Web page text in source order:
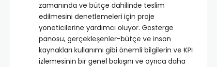
zamanında ve bütçe dahilinde teslim
edilmesini denetlemeleri için proje
yöneticilerine yardımcı oluyor. Gösterge
panosu, gerçekleşenler-bütçe ve insan
kaynakları kullanımı gibi önemli bilgilerin ve KPI
izlemesinin bir genel bakışını ve ayrıca daha